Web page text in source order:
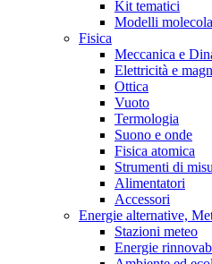
Kit tematici
Modelli
Fisica
Meccanica e
Elettricità e
Ottica
Vuoto
Termologia
Suono e onde
Fisica atomica
Strumenti di
Alimentatori
Accessori
Energie alternative,
Stazioni meteo
Energie